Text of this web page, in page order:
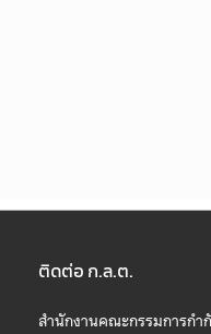
ติดต่อ ก.ล.ต.
สำนักงานคณะกรรมการก